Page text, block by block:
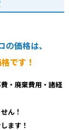
価格は、
です！
・廃棄費用・諸経
ん！
ます！